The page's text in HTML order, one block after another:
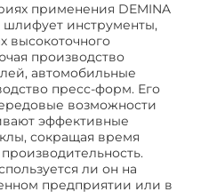
применения DEMINA
шлифует инструменты,
высокоточного
производство
автомобильные
пресс-форм. Его
возможности
эффективные
сокращая время
ли он на
предприятии или в